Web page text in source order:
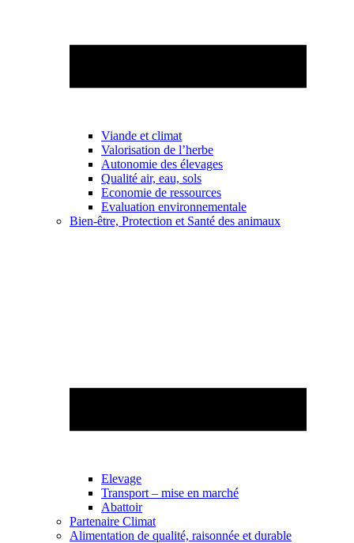
Viande et climat
Valorisation de l’herbe
Autonomie des élevages
Qualité air, eau, sols
Economie de ressources
Evaluation environnementale
Bien-être, Protection et Santé des animaux
Elevage
Transport – mise en marché
Abattoir
Partenaire Climat
Alimentation de qualité, raisonnée et durable